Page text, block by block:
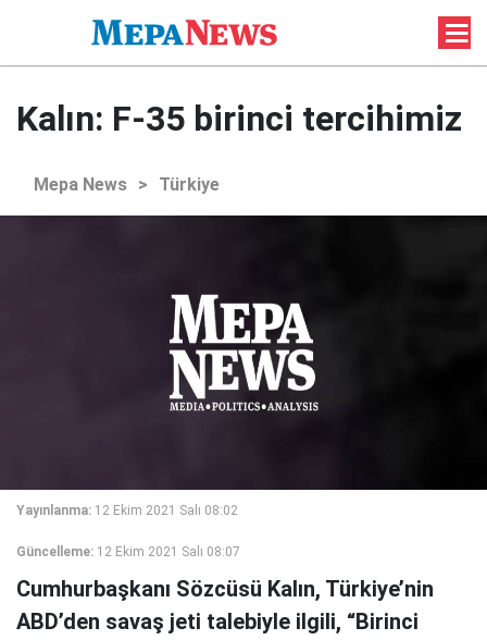
Kalın: F-35 birinci tercihimiz
Mepa News > Türkiye
Yayınlanma: 12 Ekim 2021 Salı 08:02
Güncelleme: 12 Ekim 2021 Salı 08:07
Cumhurbaşkanı Sözcüsü Kalın, Türkiye’nin
ABD’den savaş jeti talebiyle ilgili, “Birinci